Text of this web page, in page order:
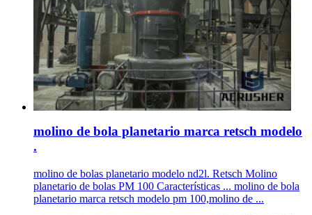
molino de bola planetario marca retsch modelo
.
molino de bolas planetario modelo nd2l. Retsch Molino
planetario de bolas PM 100 Características ... molino de bola
planetario marca retsch modelo pm 100,molino de ...